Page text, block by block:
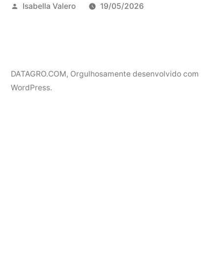
Publicado
Isabella Valero 19/05/2026
DATAGRO.COM, Orgulhosamente desenvolvido com
WordPress.